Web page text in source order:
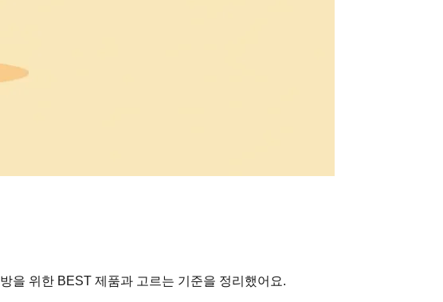
을 위한 BEST 제품과 고르는 기준을 정리했어요.